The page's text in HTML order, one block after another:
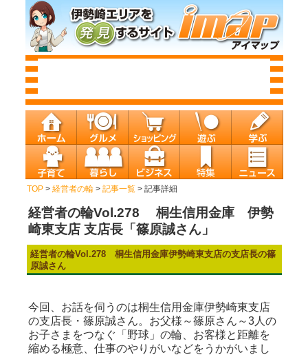
TOP> 経営者の輪> 記事一覧> 記事詳細
経営者の輪Vol.278 桐生信用金庫 伊勢
崎東支店 支店長「篠原誠さん」
経営者の輪Vol.278 桐生信用金庫伊勢崎東支店の支店長の篠
原誠さん
今回、お話を伺うのは桐生信用金庫伊勢崎東支店
の支店長・篠原誠さん。お父様～篠原さん～3人の
お子さまをつなぐ「野球」の輪、お客様と距離を
縮める極意、仕事のやりがいなどをうかがいまし